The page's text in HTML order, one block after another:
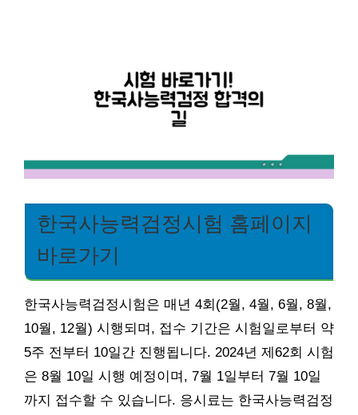
한국사능력검정시험 홈페이지
바로가기
한국사능력검정시험은 매년 4회(2월, 4월, 6월, 8월,
10월, 12월) 시행되며, 접수 기간은 시험일로부터 약
5주 전부터 10일간 진행됩니다. 2024년 제62회 시험
은 8월 10일 시행 예정이며, 7월 1일부터 7월 10일
까지 접수할 수 있습니다. 응시료는 한국사능력검정